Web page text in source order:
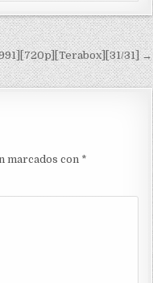
31] →
marcados con *